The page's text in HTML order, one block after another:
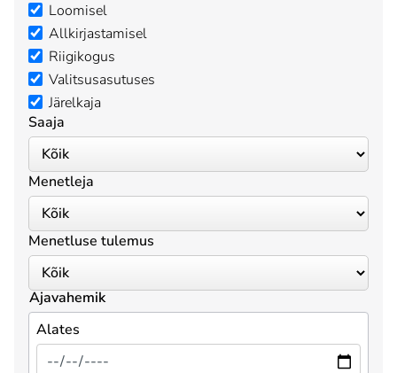
Loomisel
Allkirjastamisel
Riigikogus
Valitsusasutuses
Järelkaja
Saaja
Menetleja
Menetluse tulemus
Ajavahemik
Alates